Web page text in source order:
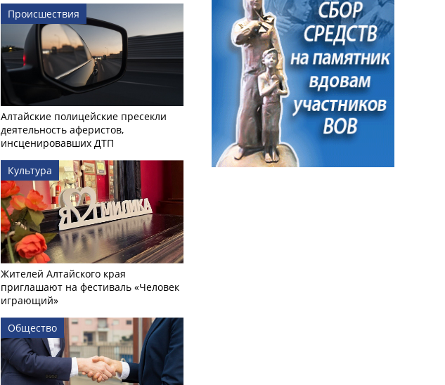
Происшествия
Алтайские полицейские пресекли
деятельность аферистов,
инсценировавших ДТП
Культура
Жителей Алтайского края
приглашают на фестиваль «Человек
играющий»
Общество